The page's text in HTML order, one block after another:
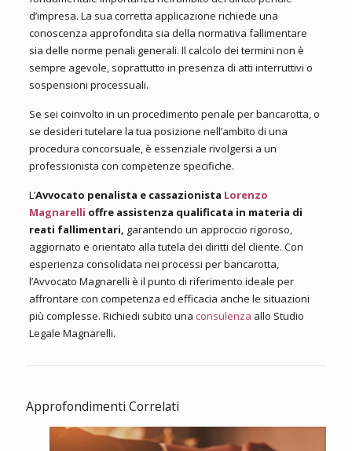
d’impresa. La sua corretta applicazione richiede una
conoscenza approfondita sia della normativa fallimentare
sia delle norme penali generali. Il calcolo dei termini non è
sempre agevole, soprattutto in presenza di atti interruttivi o
sospensioni processuali.
Se sei coinvolto in un procedimento penale per bancarotta, o
se desideri tutelare la tua posizione nell’ambito di una
procedura concorsuale, è essenziale rivolgersi a un
professionista con competenze specifiche.
L’Avvocato penalista e cassazionista Lorenzo
Magnarelli offre assistenza qualificata in materia di
reati fallimentari, garantendo un approccio rigoroso,
aggiornato e orientato alla tutela dei diritti del cliente. Con
esperienza consolidata nei processi per bancarotta,
l’Avvocato Magnarelli è il punto di riferimento ideale per
affrontare con competenza ed efficacia anche le situazioni
più complesse. Richiedi subito una consulenza allo Studio
Legale Magnarelli.
Approfondimenti Correlati